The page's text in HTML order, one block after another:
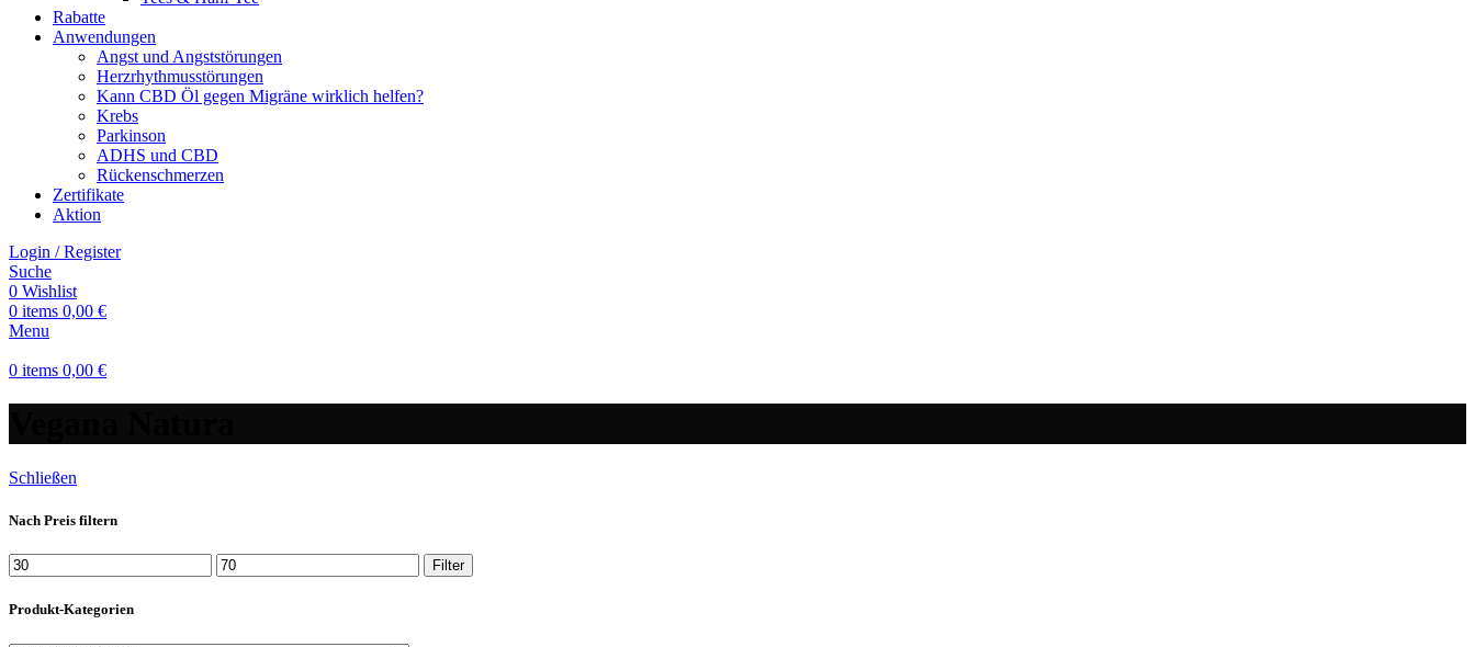
Rabatte
Anwendungen
Angst und Angststörungen
Herzrhythmusstörungen
Kann CBD Öl gegen Migräne wirklich helfen?
Krebs
Parkinson
ADHS und CBD
Rückenschmerzen
Zertifikate
Aktion
Login / Register
Suche
0 Wishlist
0 items 0,00 €
Menu
0 items 0,00 €
Schließen
Nach Preis filtern
Min.
Preis
Max.
Preis
Filter
Produkt-Kategorien